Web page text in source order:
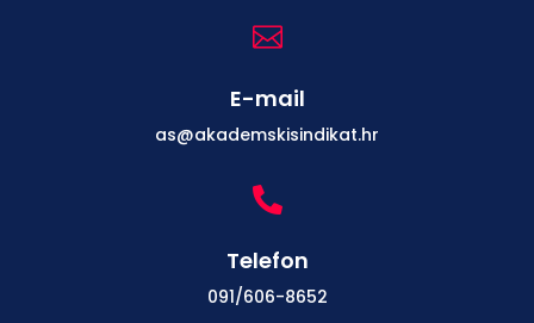

E-mail
as@akademskisindikat.hr

Telefon
091/606-8652